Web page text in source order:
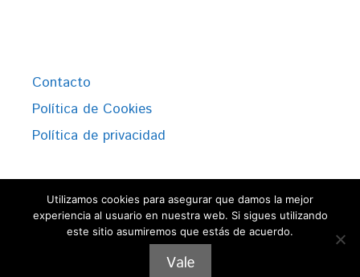
Contacto
Política de Cookies
Política de privacidad
Utilizamos cookies para asegurar que damos la mejor
experiencia al usuario en nuestra web. Si sigues utilizando
este sitio asumiremos que estás de acuerdo.
Vale